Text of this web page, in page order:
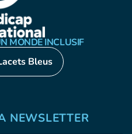
MONDE INCLUSIF
Bleus
NEWSLETTER